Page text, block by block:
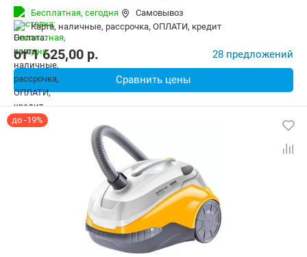
Бесплатная, сегодня
Самовывоз
карта, наличные, рассрочка, ОПЛАТИ, кредит
от1 625,00 p. 28 предложений
Сравнить цены
до -19%